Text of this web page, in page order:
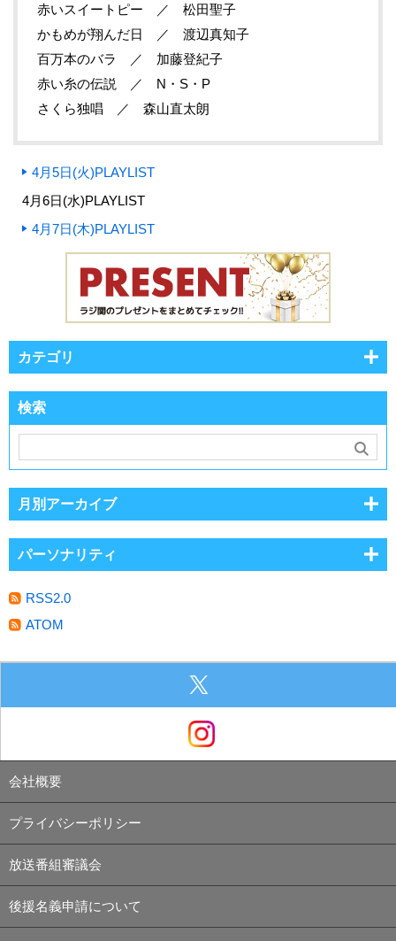
赤いスイートピー ／ 松田聖子
かもめが翔んだ日 ／ 渡辺真知子
百万本のバラ ／ 加藤登紀子
赤い糸の伝説 ／ N・S・P
さくら独唱 ／ 森山直太朗
4月5日(火)PLAYLIST
4月6日(水)PLAYLIST
4月7日(木)PLAYLIST
カテゴリ
検索
月別アーカイブ
パーソナリティ
RSS2.0
ATOM
会社概要
プライバシーポリシー
放送番組審議会
後援名義申請について